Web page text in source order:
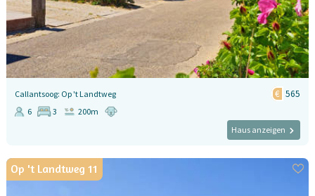
Callantsoog: Op 't Landtweg 565
6 3
200m
Haus anzeigen
Op 't Landtweg 11